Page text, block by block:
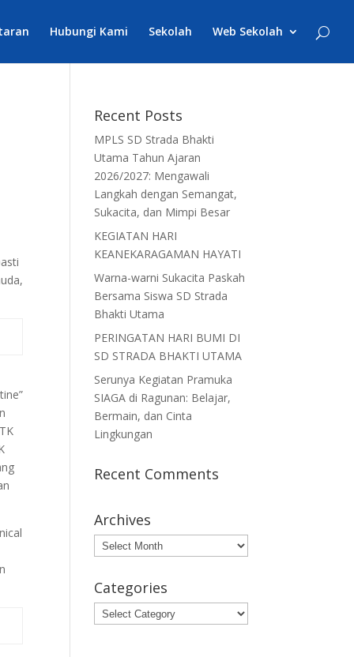
Hubungi Kami Sekolah Web Sekolah
Recent Posts
MPLS SD Strada Bhakti
Utama Tahun Ajaran
2026/2027: Mengawali
Langkah dengan Semangat,
Sukacita, dan Mimpi Besar
KEGIATAN HARI
KEANEKARAGAMAN HAYATI
Warna-warni Sukacita Paskah
Bersama Siswa SD Strada
Bhakti Utama
PERINGATAN HARI BUMI DI
SD STRADA BHAKTI UTAMA
Serunya Kegiatan Pramuka
SIAGA di Ragunan: Belajar,
Bermain, dan Cinta
Lingkungan
Recent Comments
Archives
Archives
Categories
Categories